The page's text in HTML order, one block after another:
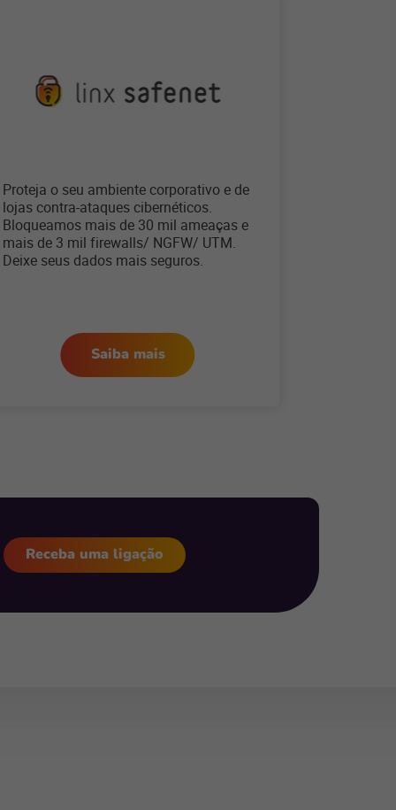
Proteja o seu ambiente corporativo e de
lojas contra-ataques cibernéticos.
Bloqueamos mais de 30 mil ameaças e
mais de 3 mil firewalls/ NGFW/ UTM.
Deixe seus dados mais seguros.
Saiba mais
Receba uma ligação